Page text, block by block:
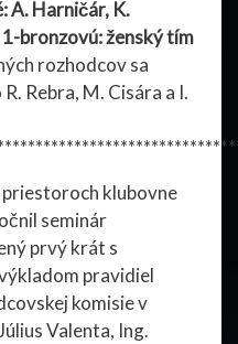
A. Harničár, K.
bronzovú: ženský tím
rozhodcov sa
Rebra, M. Cisára a I.
klubovne
seminár
prvý krát s
pravidiel
komisie v
Valenta, Ing.